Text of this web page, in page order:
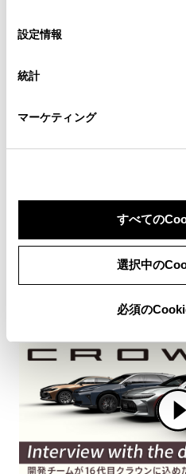
デバイスにすべてのCookie(ク
意したことになります。
設定の変更、同意を撤回した
「Cookie（クッキー）情報の取
設定情報
統計
マーケティング
すべての
選択中の
必須の